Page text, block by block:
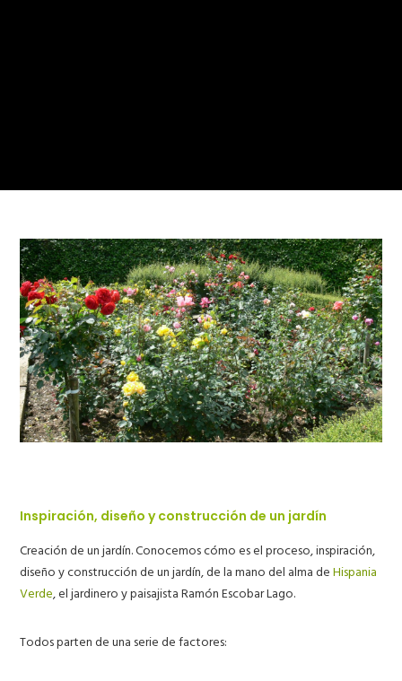
Inspiración, diseño y construcción de un jardín
Creación de un jardín. Conocemos cómo es el proceso, inspiración,
diseño y construcción de un jardín, de la mano del alma deHispania
Verde, el jardinero y paisajista Ramón Escobar Lago.
Todos parten de una serie de factores: